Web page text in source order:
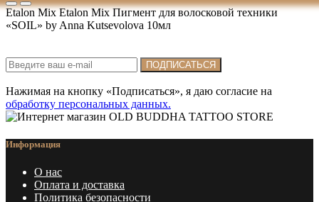
Etalon Mix Etalon Mix Пигмент для волосковой техники
«SOIL» by Anna Kutsevolova 10мл
ПОДПИСАТЬСЯ
Нажимая на кнопку «Подписаться», я даю cогласие на
обработку персональных данных.
Информация
О нас
Оплата и доставка
Политика безопасности